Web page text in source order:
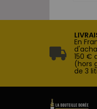
En
150 €
(hors
de 3